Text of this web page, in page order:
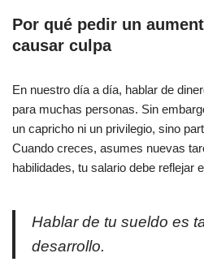
Por qué pedir un
causar culpa
En nuestro día a día, hablar de
para muchas personas. Sin
un capricho ni un privilegio, sino
Cuando creces, asumes nuevas
habilidades, tu salario debe reflejar
Hablar de tu sueldo es
desarrollo.